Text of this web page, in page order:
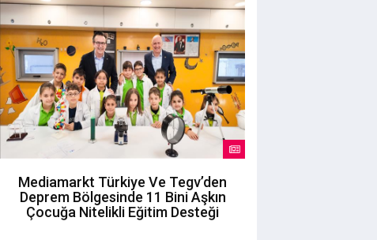
Mediamarkt Türkiye Ve Tegv’den
Deprem Bölgesinde 11 Bini Aşkın
Çocuğa Nitelikli Eğitim Desteği